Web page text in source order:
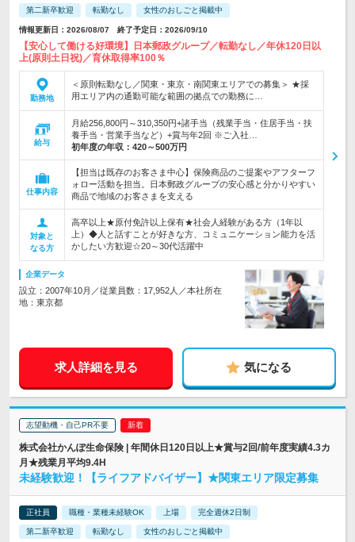
第二新卒歓迎 転勤なし 女性のおしごと掲載中
情報更新日：2026/08/07 終了予定日：2026/09/10
【安心して働ける好環境】日本郵政グループ／転勤なし／年休120日以
上(原則土日祝)／育休取得率100％
勤務地
＜原則転勤なし／関東・東京・南関東エリアでの募集＞ ★採
用エリア内の通勤可能な範囲の拠点での勤務に…
給与
月給256,800円～310,350円+諸手当（残業手当・住居手当・扶
養手当・営業手当など）+賞与年2回 ※ご入社…
初年度の年収： 420～500万円
仕事内容
【担当は既存のお客さま中心】保険商品のご提案やアフターフ
ォロー活動を担当。日本郵政グループの安心感と分かりやすい
商品で地域のお客さまを支える
対象と
なる方
高卒以上★原付免許以上保有★社会人経験がある方（1年以
上）◆人と話すことが好きな方、コミュニケーション能力を活
かしたい方歓迎☆20～30代活躍中
企業データ
設立：2007年10月／従業員数：17,952人／本社所在
地：東京都
求人詳細を見る 気になる
志望動機・自己PR不要
株式会社かんぽ生命保険 | 年間休日120日以上★賞与2回/前年度実績4.3カ
月★残業月平均9.4H
未経験歓迎！【ライフアドバイザー】★関東エリア限定募集
正社員 職種・業種未経験OK 上場 完全週休2日制
第二新卒歓迎 転勤なし 女性のおしごと掲載中